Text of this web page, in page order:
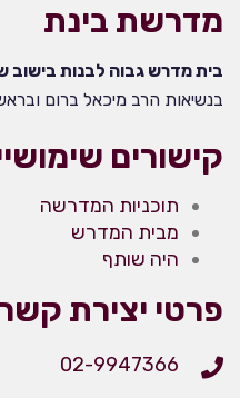
מדרשת בינת
בית מדרש גבוה לבנות בישוב
בנשיאות הרב מיכאל ברום
קישורים
תוכניות המדרשה
מבית המדרש
היה שותף
פרטי יצירת
02-9947366